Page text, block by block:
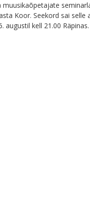
Koor. Seekord sai selle
kell 21.00 Räpinas.